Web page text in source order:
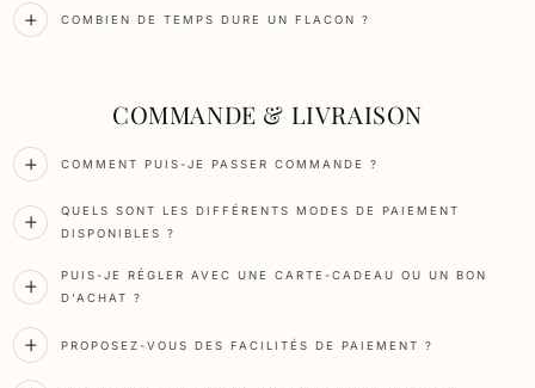
COMBIEN DE TEMPS DURE UN FLACON ?
COMMANDE & LIVRAISON
COMMENT PUIS-JE PASSER COMMANDE ?
QUELS SONT LES DIFFÉRENTS MODES DE PAIEMENT
DISPONIBLES ?
PUIS-JE RÉGLER AVEC UNE CARTE-CADEAU OU UN BON
D'ACHAT ?
PROPOSEZ-VOUS DES FACILITÉS DE PAIEMENT ?